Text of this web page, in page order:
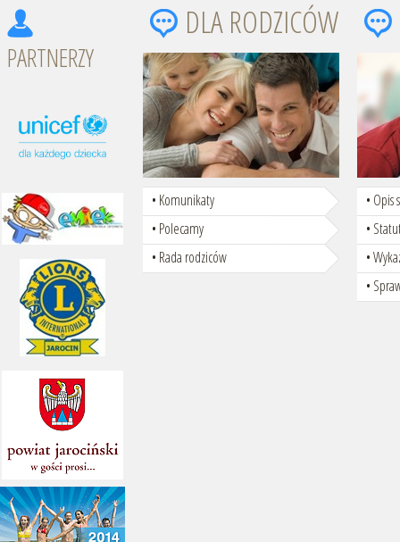
PARTNERZY
DLA RODZICÓW
Komunikaty
Polecamy
Rada rodziców
Opis